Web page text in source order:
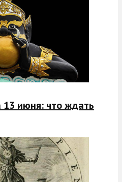
июня: что ждать